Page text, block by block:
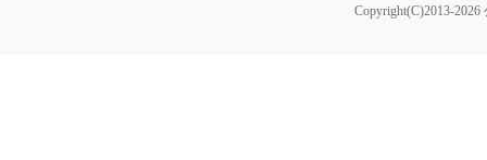
Copyright(C)2013-